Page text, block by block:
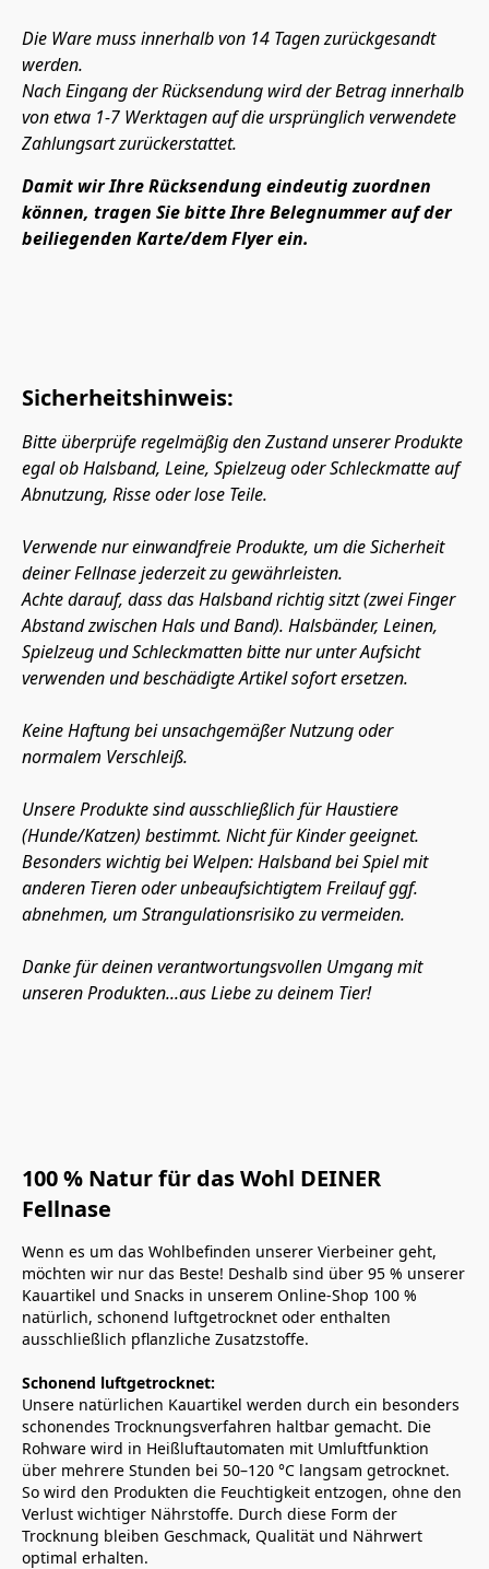
Die Ware muss innerhalb von 14 Tagen zurückgesandt
werden.
Nach Eingang der Rücksendung wird der Betrag innerhalb
von etwa 1-7 Werktagen auf die ursprünglich verwendete
Zahlungsart zurückerstattet.
Damit wir Ihre Rücksendung eindeutig zuordnen
können, tragen Sie bitte Ihre Belegnummer auf der
beiliegenden Karte/dem Flyer ein.
Sicherheitshinweis:
Bitte überprüfe regelmäßig den Zustand unserer Produkte
egal ob Halsband, Leine, Spielzeug oder Schleckmatte auf
Abnutzung, Risse oder lose Teile.
Verwende nur einwandfreie Produkte, um die Sicherheit
deiner Fellnase jederzeit zu gewährleisten.
Achte darauf, dass das Halsband richtig sitzt (zwei Finger
Abstand zwischen Hals und Band). Halsbänder, Leinen,
Spielzeug und Schleckmatten bitte nur unter Aufsicht
verwenden und beschädigte Artikel sofort ersetzen.
Keine Haftung bei unsachgemäßer Nutzung oder
normalem Verschleiß.
Unsere Produkte sind ausschließlich für Haustiere
(Hunde/Katzen) bestimmt. Nicht für Kinder geeignet.
Besonders wichtig bei Welpen: Halsband bei Spiel mit
anderen Tieren oder unbeaufsichtigtem Freilauf ggf.
abnehmen, um Strangulationsrisiko zu vermeiden.
Danke für deinen verantwortungsvollen Umgang mit
unseren Produkten...aus Liebe zu deinem Tier!
100 % Natur für das Wohl DEINER
Fellnase
Wenn es um das Wohlbefinden unserer Vierbeiner geht,
möchten wir nur das Beste! Deshalb sind über 95 % unserer
Kauartikel und Snacks in unserem Online-Shop 100 %
natürlich, schonend luftgetrocknet oder enthalten
ausschließlich pflanzliche Zusatzstoffe.
Schonend luftgetrocknet:
Unsere natürlichen Kauartikel werden durch ein besonders
schonendes Trocknungsverfahren haltbar gemacht. Die
Rohware wird in Heißluftautomaten mit Umluftfunktion
über mehrere Stunden bei 50–120 °C langsam getrocknet.
So wird den Produkten die Feuchtigkeit entzogen, ohne den
Verlust wichtiger Nährstoffe. Durch diese Form der
Trocknung bleiben Geschmack, Qualität und Nährwert
optimal erhalten.